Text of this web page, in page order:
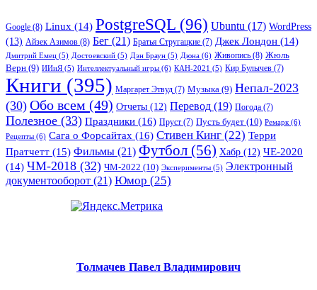
Google (8) Linux (14) PostgreSQL (96) Ubuntu (17) WordPress
(13) Айзек Азимов (8) Бег (21) Братья Стругацкие (7) Джек Лондон (14)
Дмитрий Емец (5) Достоевский (5) Дэн Браун (5) Дюна (6) Живопись (8) Жюль
Верн (9) ИИиЯ (5) Интеллектуальный игры (6) КАН-2021 (5) Кир Булычев (7)
Книги (395) Маргарет Этвуд (7) Музыка (9) Непал-2023
(30) Обо всем (49) Отчеты (12) Перевод (19) Погода (7)
Полезное (33) Праздники (16) Пруст (7) Пусть будет (10) Ремарк (6)
Рецепты (6) Сага о Форсайтах (16) Стивен Кинг (22) Терри
Пратчетт (15) Фильмы (21) Футбол (56) Хабр (12) ЧЕ-2020
(14) ЧМ-2018 (32) ЧМ-2022 (10) Эксперименты (5) Электронный
документооборот (21) Юмор (25)
Толмачев Павел Владимирович